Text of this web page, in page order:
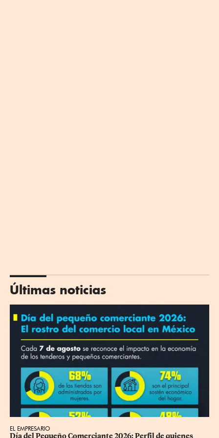
Últimas noticias
EL EMPRESARIO
Día del Pequeño Comerciante 2026: Perfil de quienes